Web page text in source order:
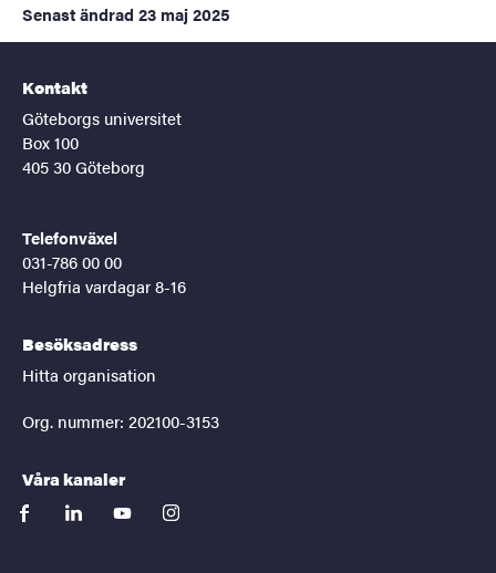
Senast ändrad 23 maj 2025
Kontakt
Göteborgs universitet
Box 100
405 30 Göteborg
Telefonväxel
031-786 00 00
Helgfria vardagar 8-16
Besöksadress
Hitta organisation
Org. nummer: 202100-3153
Våra kanaler
facebooklinkedinyoutubeinstagram